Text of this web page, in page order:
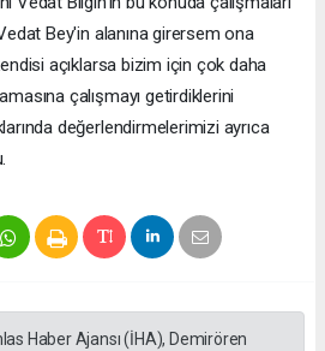
Bey'in alanına girersem ona
açıklarsa bizim için çok daha
çalışmayı getirdiklerini
değerlendirmelerimizi ayrıca
Haber Ajansı (İHA), Demirören